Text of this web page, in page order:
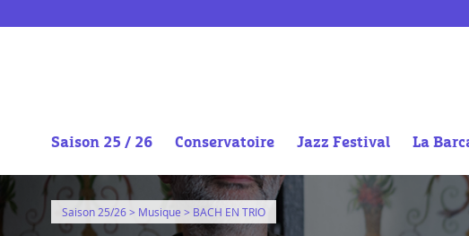
Aller
au
Saison 25 / 26 Conservatoire Jazz Festival La
Saison 25/26> Musique > BACH EN TRIO